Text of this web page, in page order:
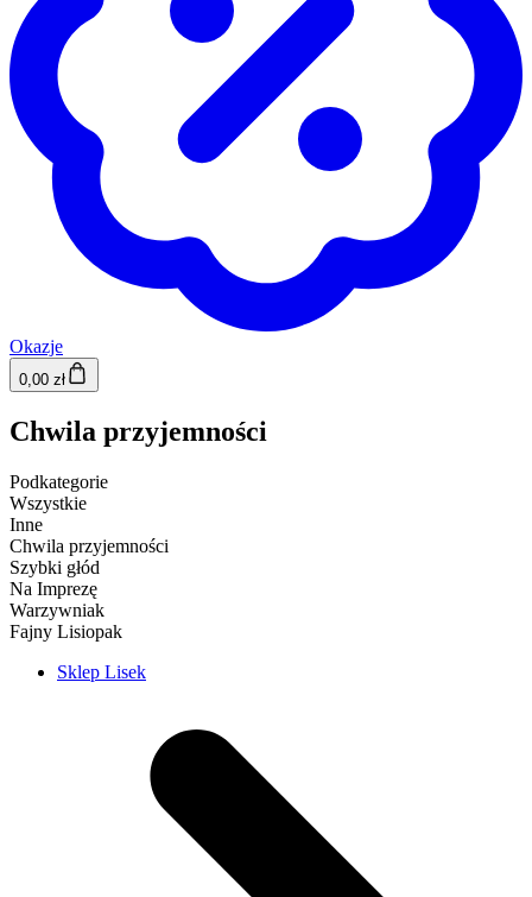
Okazje
0,00 zł
Chwila przyjemności
Podkategorie
Wszystkie
Inne
Chwila przyjemności
Szybki głód
Na Imprezę
Warzywniak
Fajny Lisiopak
Sklep Lisek